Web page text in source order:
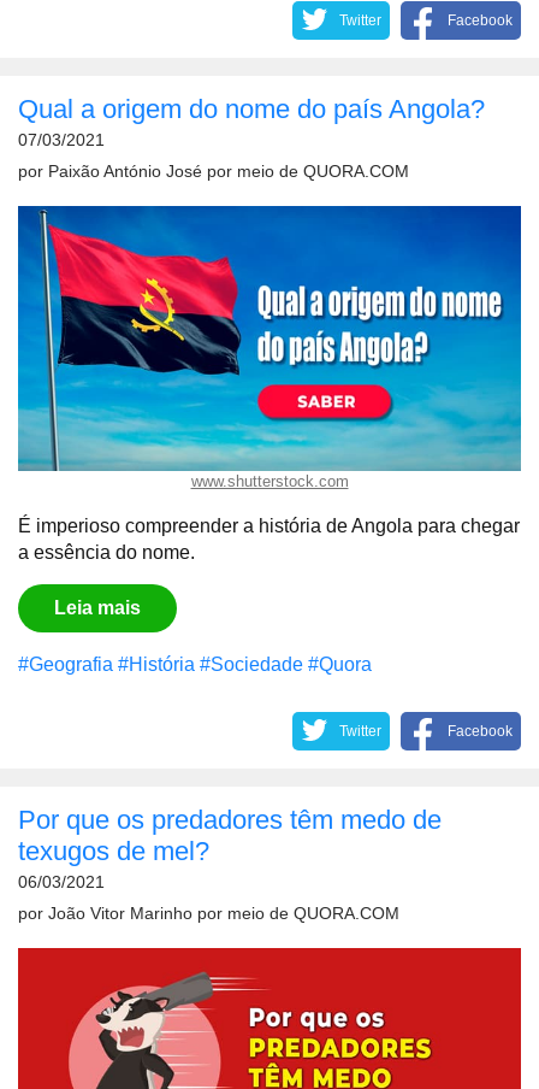
Twitter Facebook
Qual a origem do nome do país Angola?
07/03/2021
por Paixão António José por meio de QUORA.COM
www.shutterstock.com
É imperioso compreender a história de Angola para chegar
a essência do nome.
Leia mais
#Geografia #História #Sociedade #Quora
Twitter Facebook
Por que os predadores têm medo de
texugos de mel?
06/03/2021
por João Vitor Marinho por meio de QUORA.COM